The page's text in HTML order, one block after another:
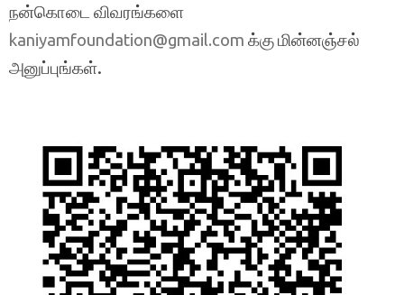
நன்கொடை விவரங்களை
kaniyamfoundation@gmail.com க்கு மின்னஞ்சல்
அனுப்புங்கள்.